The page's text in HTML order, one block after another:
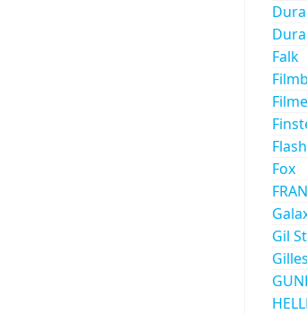
Falk
Filme
Fox
Gil